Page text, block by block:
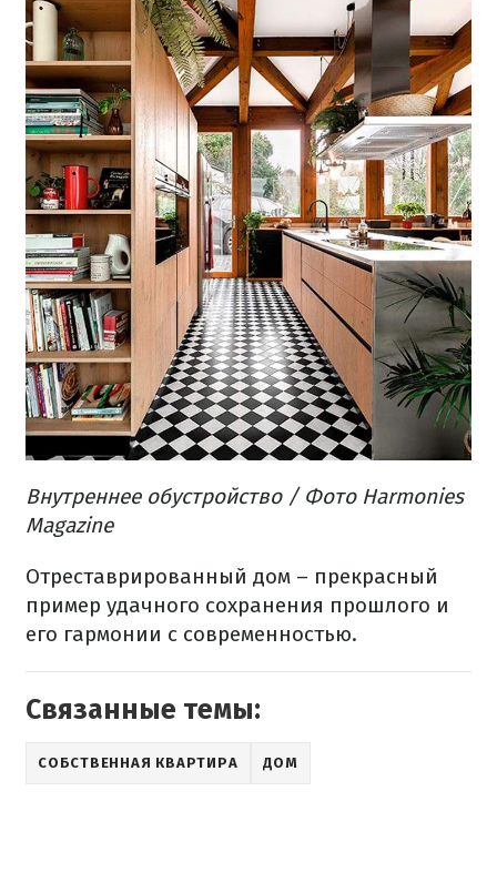
Внутреннее обустройство/ Фото Harmonies
Magazine
Отреставрированный дом – прекрасный
пример удачного сохранения прошлого и
его гармонии с современностью.
Связанные темы:
СОБСТВЕННАЯ КВАРТИРА ДОМ